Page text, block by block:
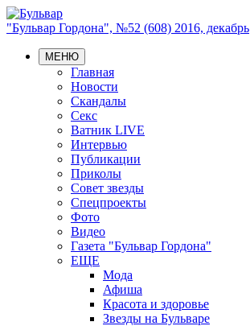
"Бульвар Гордона", №52 (608) 2016, декабрь
МЕНЮ
Главная
Новости
Скандалы
Секс
Ватник LIVE
Интервью
Публикации
Приколы
Совет звезды
Спецпроекты
Фото
Видео
Газета "Бульвар Гордона"
ЕЩЕ
Мода
Афиша
Красота и здоровье
Звезды на Бульваре